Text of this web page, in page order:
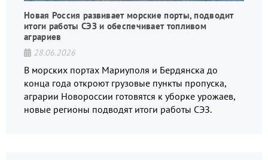
Новая Россия развивает морские порты, подводит
итоги работы СЭЗ и обеспечивает топливом
аграриев
28.06.2026
В морских портах Мариуполя и Бердянска до
конца года откроют грузовые пункты пропуска,
аграрии Новороссии готовятся к уборке урожаев,
новые регионы подводят итоги работы СЭЗ.